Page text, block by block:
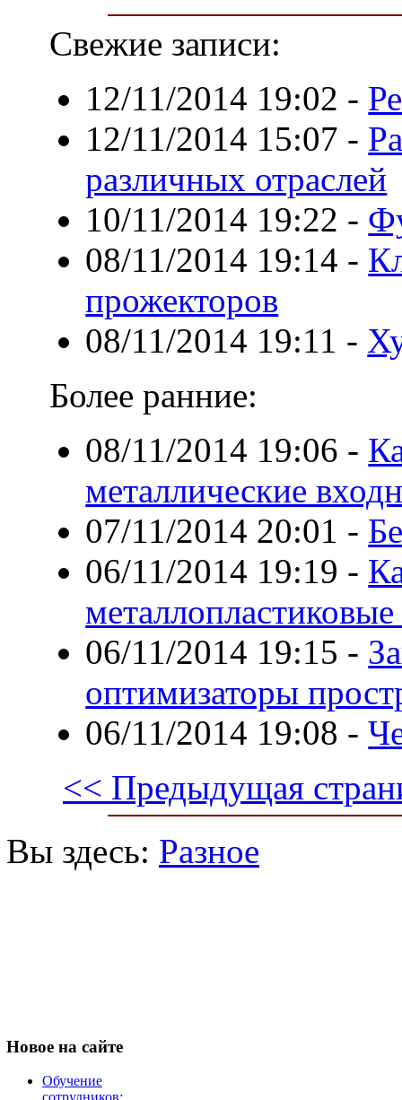
Свежие записи:
12/11/2014 19:02 -
12/11/2014 15:07 -
различных отраслей
10/11/2014 19:22 -
08/11/2014 19:14 -
прожекторов
08/11/2014 19:11 -
Более ранние:
08/11/2014 19:06 -
металлические
07/11/2014 20:01 -
06/11/2014 19:19 -
06/11/2014 19:15 -
оптимизаторы
06/11/2014 19:08 -
<< Предыдущая
Вы здесь: Разное
Новое на сайте
Обучение